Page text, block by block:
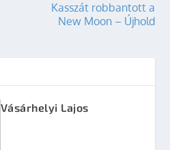
Kasszát robbantott a
New Moon – Újhold
Vásárhelyi Lajos